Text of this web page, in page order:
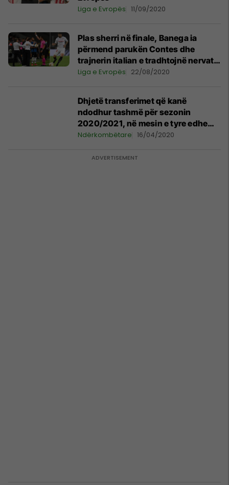
Liga e Evropës 11/09/2020
Plas sherri në finale, Banega ia
përmend parukën Contes dhe
trajnerin italian e tradhtojnë nervat:
Do të pres këtu pas ndeshjes
Liga e Evropës 22/08/2020
Dhjetë transferimet që kanë
ndodhur tashmë për sezonin
2020/2021, në mesin e tyre edhe
një shqiptar
Ndërkombëtare 16/04/2020